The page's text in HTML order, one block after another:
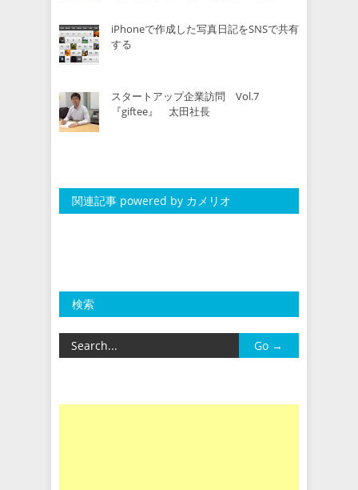
iPhoneで作成した写真日記をSNSで共有
する
スタートアップ企業訪問 Vol.7
『giftee』 太田社長
関連記事 powered by カメリオ
検索